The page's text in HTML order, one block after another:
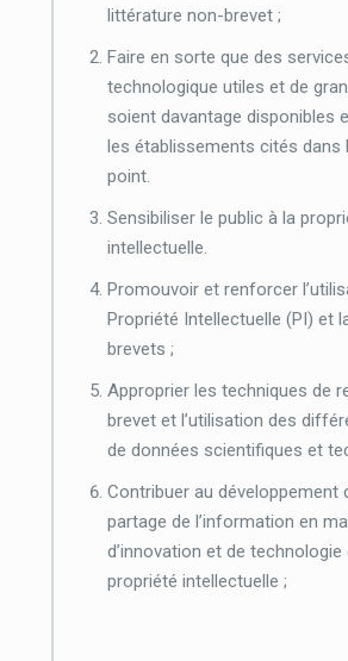
littérature non-brevet ;
Faire en sorte que des
technologique utiles et de
soient davantage disponibles
les établissements cités dans
point.
Sensibiliser le public à la
intellectuelle.
Promouvoir et renforcer
Propriété Intellectuelle (PI) et
brevets ;
Approprier les techniques de
brevet et l’utilisation des
de données scientifiques et
Contribuer au développement
partage de l’information en
d’innovation et de technologie
propriété intellectuelle ;